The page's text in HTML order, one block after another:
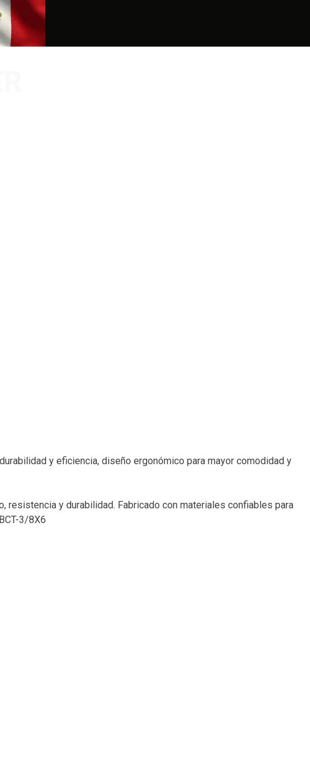
y eficiencia, diseño ergonómico para mayor comodidad y
resistencia y durabilidad. Fabricado con materiales confiables para
3/8X6